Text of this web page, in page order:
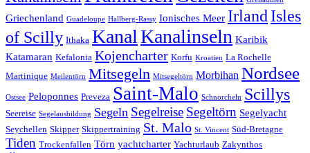
Griechenland Guadeloupe Hallberg-Rassy Ionisches Meer IrlandIsles
of Scilly Ithaka KanalKanalinseln Karibik
Katamaran Kefalonia Kojencharter Korfu Kroatien La Rochelle
Martinique Meilentörn Mitsegeln Mitsegeltörn Morbihan Nordsee
Ostsee Peloponnes Preveza Saint-Malo Schnorcheln Scillys
Seereise Segelausbildung Segeln Segelreise Segeltörn Segelyacht
Seychellen Skipper Skippertraining St. Malo St. Vincent Süd-Bretagne
Tiden Trockenfallen Törn yachtcharter Yachturlaub Zakynthos